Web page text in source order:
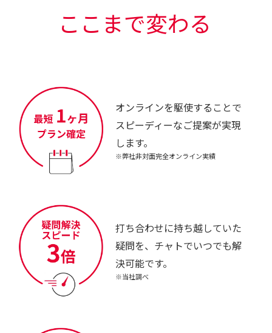
ここまで変わる
オンラインを駆使することで
スピーディーなご提案が実現
します。
※弊社非対面完全オンライン実績
打ち合わせに持ち越していた
疑問を、チャトでいつでも解
決可能です。
※当社調べ